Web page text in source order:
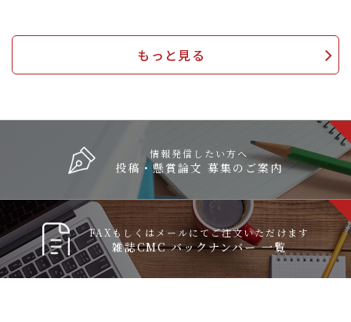
もっと見る
情報発信したい方へ
投稿・懸賞論文 募集のご案内
FAXもしくはメールにてご注文いただけます
雑誌CMC バックナンバー 一覧